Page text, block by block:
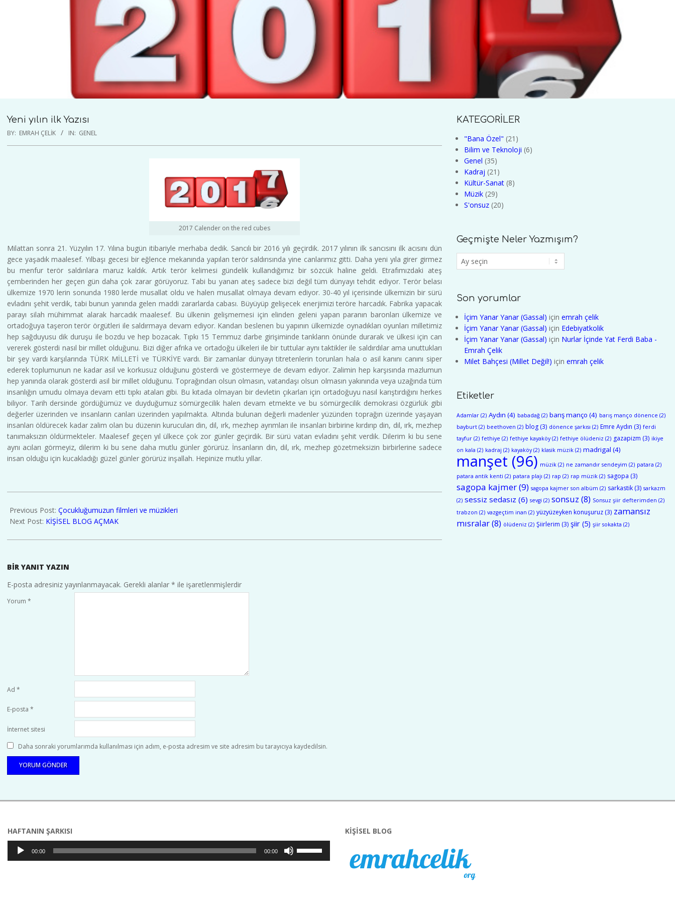
Yeni yılın ilk Yazısı
BY: EMRAH ÇELIK IN: GENEL
2017 Calender on the red cubes
Milattan sonra 21. Yüzyılın 17. Yılına bugün itibariyle merhaba dedik. Sancılı bir 2016 yılı geçirdik. 2017 yılının ilk sancısını ilk acısını dün
gece yaşadık maalesef. Yılbaşı gecesi bir eğlence mekanında yapılan terör saldırısında yine canlarımız gitti. Daha yeni yıla girer girmez
bu menfur terör saldırılara maruz kaldık. Artık terör kelimesi gündelik kullandığımız bir sözcük haline geldi. Etrafımızdaki ateş
çemberinden her geçen gün daha çok zarar görüyoruz. Tabi bu yanan ateş sadece bizi değil tüm dünyayı tehdit ediyor. Terör belası
ülkemize 1970 lerin sonunda 1980 lerde musallat oldu ve halen musallat olmaya devam ediyor. 30-40 yıl içerisinde ülkemizin bir sürü
evladını şehit verdik, tabi bunun yanında gelen maddi zararlarda cabası. Büyüyüp gelişecek enerjimizi teröre harcadık. Fabrika yapacak
parayı silah mühimmat alarak harcadık maalesef. Bu ülkenin gelişmemesi için elinden geleni yapan paranın baronları ülkemize ve
ortadoğuya taşeron terör örgütleri ile saldırmaya devam ediyor. Kandan beslenen bu yapının ülkemizde oynadıkları oyunları milletimiz
hep sağduyusu dik duruşu ile bozdu ve hep bozacak. Tıpkı 15 Temmuz darbe girişiminde tankların önünde durarak ve ülkesi için can
vererek gösterdi nasıl bir millet olduğunu. Bizi diğer afrika ve ortadoğu ülkeleri ile bir tuttular aynı taktikler ile saldırdılar ama unuttukları
bir şey vardı karşılarında TÜRK MİLLETİ ve TÜRKİYE vardı. Bir zamanlar dünyayı titretenlerin torunları hala o asil kanını canını siper
ederek toplumunun ne kadar asil ve korkusuz olduğunu gösterdi ve göstermeye de devam ediyor. Zalimin hep karşısında mazlumun
hep yanında olarak gösterdi asil bir millet olduğunu. Toprağından olsun olmasın, vatandaşı olsun olmasın yakınında veya uzağında tüm
insanlığın umudu olmaya devam etti tıpkı ataları gibi. Bu kıtada olmayan bir devletin çıkarları için ortadoğuyu nasıl karıştırdığını herkes
biliyor. Tarih dersinde gördüğümüz ve duyduğumuz sömürgecilik halen devam etmekte ve bu sömürgecilik demokrasi özgürlük gibi
değerler üzerinden ve insanların canları üzerinden yapılmakta. Altında bulunan değerli madenler yüzünden toprağın üzerinde yaşayan
insanları öldürecek kadar zalim olan bu düzenin kurucuları din, dil, ırk, mezhep ayrımları ile insanları birbirine kırdırıp din, dil, ırk, mezhep
tanımaksızın öldürmekteler. Maalesef geçen yıl ülkece çok zor günler geçirdik. Bir sürü vatan evladını şehit verdik. Dilerim ki bu sene
aynı acıları görmeyiz, dilerim ki bu sene daha mutlu günler görürüz. İnsanların din, dil, ırk, mezhep gözetmeksizin birbirlerine sadece
insan olduğu için kucakladığı güzel günler görürüz inşallah. Hepinize mutlu yıllar.
01-
01
Previous Post: Çocukluğumuzun filmleri ve müzikleri
Next Post: KİŞİSEL BLOG AÇMAK
BIR YANIT YAZIN
E-posta adresiniz yayınlanmayacak. Gerekli alanlar * ile işaretlenmişlerdir
Yorum *
Ad *
E-posta *
İnternet sitesi
Daha sonraki yorumlarımda kullanılması için adım, e-posta adresim ve site adresim bu tarayıcıya kaydedilsin.
KATEGORİLER
"Bana Özel" (21)
Bilim ve Teknoloji (6)
Genel (35)
Kadraj (21)
Kültür-Sanat (8)
Müzik (29)
S'onsuz (20)
Geçmişte Neler Yazmışım?
Geçmişte
Neler
Son yorumlar
İçim Yanar Yanar (Gassal) için emrah çelik
İçim Yanar Yanar (Gassal) için Edebiyatkolik
İçim Yanar Yanar (Gassal) için Nurlar İçinde Yat Ferdi Baba -
Emrah Çelik
Milet Bahçesi (Millet Değil!) için emrah çelik
Etiketler
Adamlar (2) Aydın (4) babadağ (2) barış manço (4) barış manço dönence (2)
bayburt (2) beethoven (2) blog (3) dönence şarkısı (2) Emre Aydın (3) ferdi
tayfur (2) fethiye (2) fethiye kayaköy(2) fethiye ölüdeniz (2) gazapizm (3) ikiye
on kala (2) kadraj (2) kayaköy(2) klasik müzik (2) madrigal (4)
manşet (96) müzik (2) ne zamandır sendeyim (2) patara (2)
patara antik kenti (2) patara plajı (2) rap (2) rap müzik (2) sagopa (3)
sagopa kajmer(9) sagopa kajmer son albüm (2) sarkastik (3) sarkazm
(2) sessiz sedasız (6) sevgi (2) sonsuz (8) Sonsuz şiir defterimden (2)
trabzon (2) vazgeçtim inan (2) yüzyüzeyken konuşuruz (3) zamansız
mısralar(8) ölüdeniz (2) Şiirlerim (3) şiir (5) şiir sokakta (2)
HAFTANIN ŞARKISI
Ses
oynatıcı
00:00 00:00
KIŞISEL BLOG